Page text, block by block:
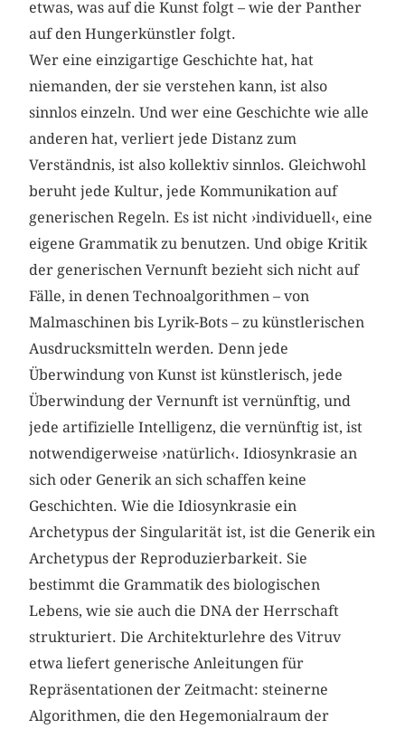
etwas, was auf die Kunst folgt – wie der Panther
auf den Hungerkünstler folgt.
Wer eine einzigartige Geschichte hat, hat
niemanden, der sie verstehen kann, ist also
sinnlos einzeln. Und wer eine Geschichte wie alle
anderen hat, verliert jede Distanz zum
Verständnis, ist also kollektiv sinnlos. Gleichwohl
beruht jede Kultur, jede Kommunikation auf
generischen Regeln. Es ist nicht ›individuell‹, eine
eigene Grammatik zu benutzen. Und obige Kritik
der generischen Vernunft bezieht sich nicht auf
Fälle, in denen Technoalgorithmen – von
Malmaschinen bis Lyrik-Bots – zu künstlerischen
Ausdrucksmitteln werden. Denn jede
Überwindung von Kunst ist künstlerisch, jede
Überwindung der Vernunft ist vernünftig, und
jede artifizielle Intelligenz, die vernünftig ist, ist
notwendigerweise ›natürlich‹. Idiosynkrasie an
sich oder Generik an sich schaffen keine
Geschichten. Wie die Idiosynkrasie ein
Archetypus der Singularität ist, ist die Generik ein
Archetypus der Reproduzierbarkeit. Sie
bestimmt die Grammatik des biologischen
Lebens, wie sie auch die DNA der Herrschaft
strukturiert. Die Architekturlehre des Vitruv
etwa liefert generische Anleitungen für
Repräsentationen der Zeitmacht: steinerne
Algorithmen, die den Hegemonialraum der